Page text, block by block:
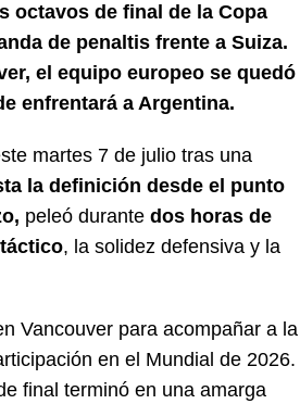
octavos de final de la Copa
de penaltis frente a Suiza.
el equipo europeo se quedó
enfrentará a Argentina.
martes 7 de julio tras una
la definición desde el punto
peleó durante dos horas de
, la solidez defensiva y la
Vancouver para acompañar a la
en el Mundial de 2026.
final terminó en una amarga